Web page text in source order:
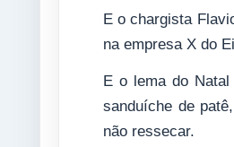
E o chargista
na empresa X do
E o lema do
sanduíche de
não ressecar.